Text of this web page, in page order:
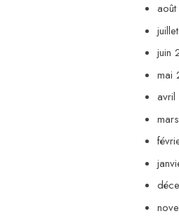
juin
mai